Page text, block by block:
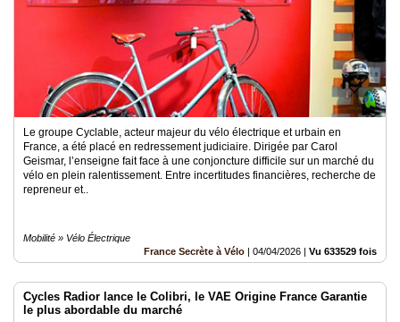
Le groupe Cyclable, acteur majeur du vélo électrique et urbain en
France, a été placé en redressement judiciaire. Dirigée par Carol
Geismar, l’enseigne fait face à une conjoncture difficile sur un marché du
vélo en plein ralentissement. Entre incertitudes financières, recherche de
repreneur et..
Mobilité » Vélo Électrique
France Secrète à Vélo | 04/04/2026 | Vu 633529 fois
Cycles Radior lance le Colibri, le VAE Origine France Garantie
le plus abordable du marché